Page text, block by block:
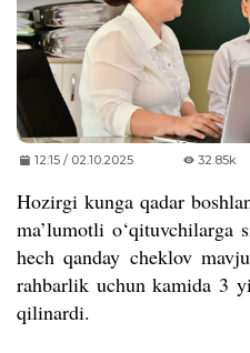
12:15 / 02.10.2025 32.85k
Hozirgi kunga qadar
ma’lumotli
hech qanday cheklov
rahbarlik uchun kamida 3
qilinardi.